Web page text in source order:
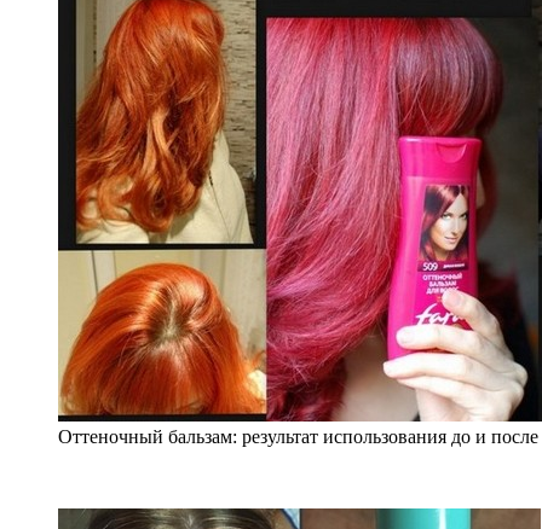
Оттеночный бальзам: результат использования до и после